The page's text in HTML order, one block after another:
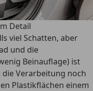
Detail
viel Schatten, aber
und die
Beinauflage) ist
Verarbeitung noch
Plastikflächen einem